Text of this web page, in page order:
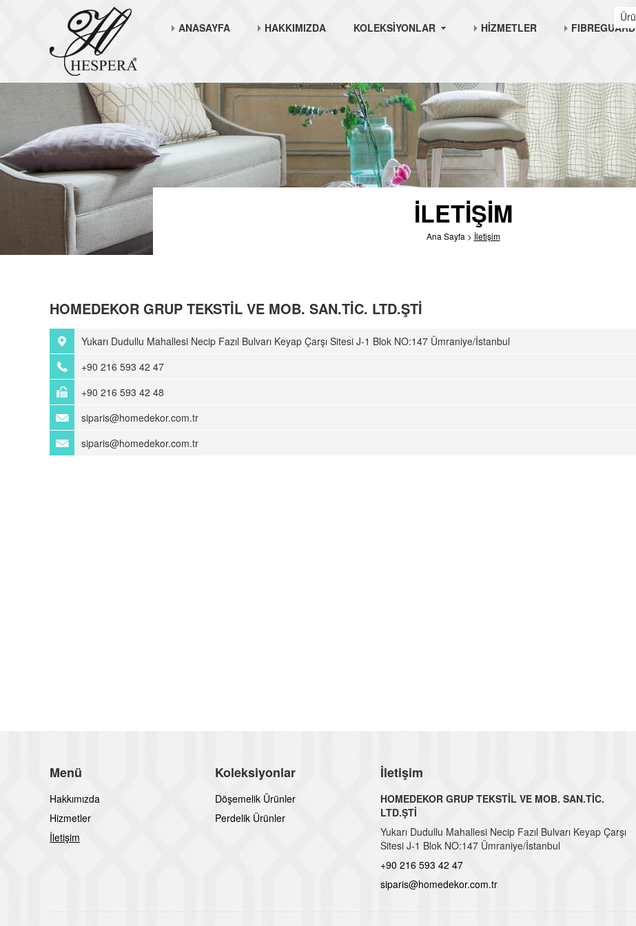
ANASAYFA HAKKIMIZDA KOLEKSİYONLAR HİZMETLER FIBREGUARD
İLETİŞİM
Ana Sayfa > İletişim
HOMEDEKOR GRUP TEKSTİL VE MOB. SAN.TİC. LTD.ŞTİ
Yukarı Dudullu Mahallesi Necip Fazıl Bulvarı Keyap Çarşı Sitesi J-1 Blok NO:147 Ümraniye/İstanbul
+90 216 593 42 47
+90 216 593 42 48
siparis@homedekor.com.tr
siparis@homedekor.com.tr
Menü
Hakkımızda
Hizmetler
İletişim
Koleksiyonlar
Döşemelik Ürünler
Perdelik Ürünler
İletişim
HOMEDEKOR GRUP TEKSTİL VE MOB. SAN.TİC.
LTD.ŞTİ
Yukarı Dudullu Mahallesi Necip Fazıl Bulvarı Keyap Çarşı
Sitesi J-1 Blok NO:147 Ümraniye/İstanbul
+90 216 593 42 47
siparis@homedekor.com.tr